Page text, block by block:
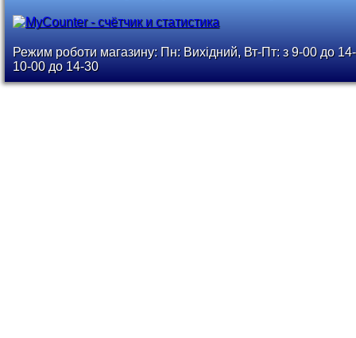
Режим роботи магазину: Пн: Вихідний, Вт-Пт: з 9-00 до
10-00 до 14-30